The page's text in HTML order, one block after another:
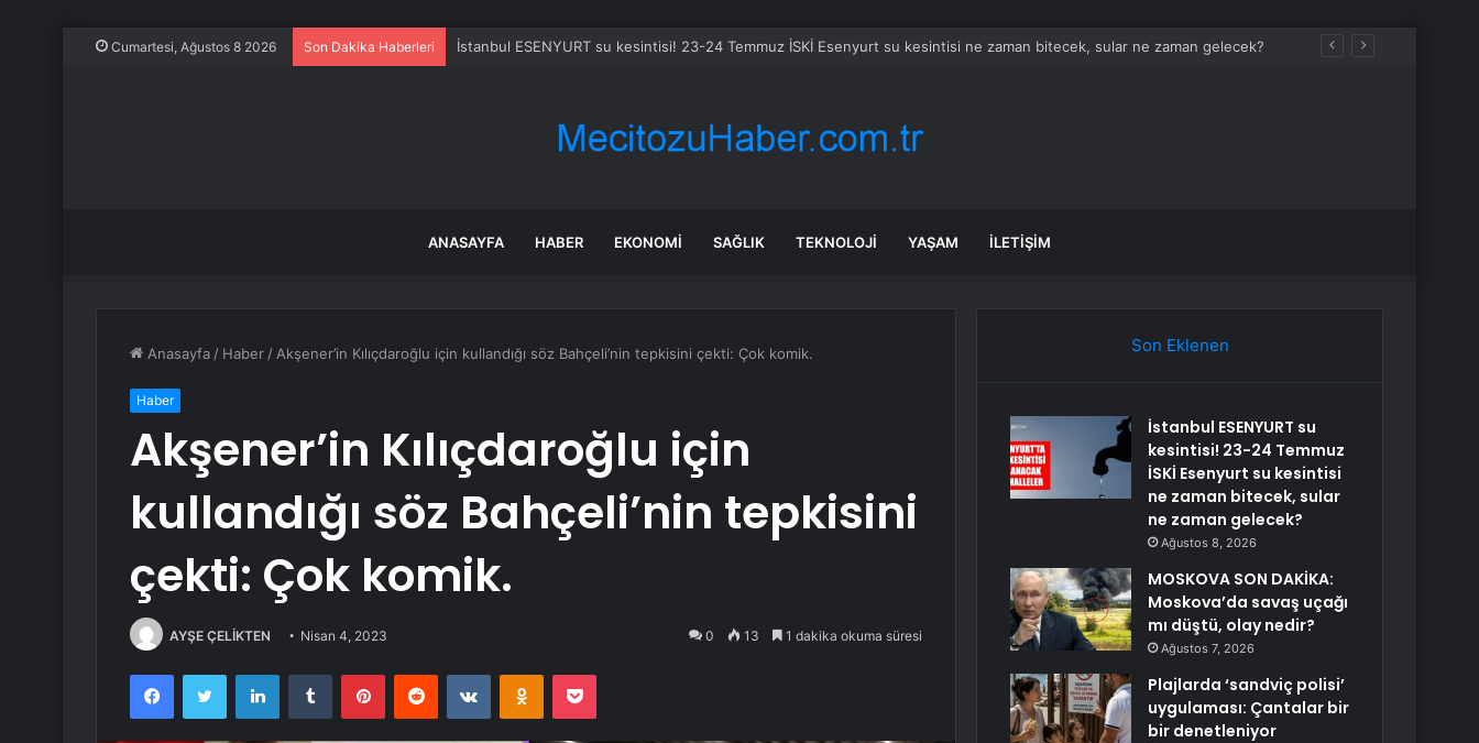
Cumartesi, Ağustos 8 2026 Son Dakika Haberleri İstanbul ESENYURT su kesintisi! 23-24 Temmuz İSKİ Esenyurt su kesintisi ne zaman bitecek, sular ne zaman gelecek?
ANASAYFA HABER EKONOMI SAĞLIK TEKNOLOJI YAŞAM İLETIŞIM
Anasayfa / Haber / Akşener’in Kılıçdaroğlu için kullandığı söz Bahçeli’nin tepkisini çekti: Çok komik.
Haber
Akşener’in Kılıçdaroğlu için
kullandığı söz Bahçeli’nin tepkisini
çekti: Çok komik.
AYŞE ÇELİKTEN Nisan 4, 2023 0 13 1 dakika okuma süresi
FacebookTwitter LinkedInTumblr PinterestReddit VKontakteOdnoklassniki
Pocket
Son Eklenen
İstanbul ESENYURT su
kesintisi! 23-24 Temmuz
İSKİ Esenyurt su kesintisi
ne zaman bitecek, sular
ne zaman gelecek?
Ağustos 8, 2026
MOSKOVA SON DAKİKA:
Moskova’da savaş uçağı
mı düştü, olay nedir?
Ağustos 7, 2026
Plajlarda ‘sandviç polisi’
uygulaması: Çantalar bir
bir denetleniyor